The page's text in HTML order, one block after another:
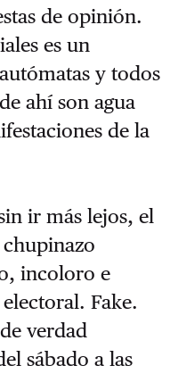
de opinión.
es un
y todos
ahí son agua
de la
ir más lejos, el
incoloro e
Fake.
verdad
sábado a las